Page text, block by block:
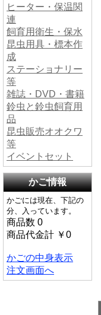
ヒーター・保温関
連
飼育用衛生・保水
昆虫用具・標本作
成
ステーショナリー
等
雑誌・DVD・書籍
鈴虫と鈴虫飼育用
品
昆虫販売オオクワ
等
イベントセット
かご情報
かごには現在、下記の
分、入っています。
商品数 0
商品代金計 ￥0
かごの中身表示
注文画面へ